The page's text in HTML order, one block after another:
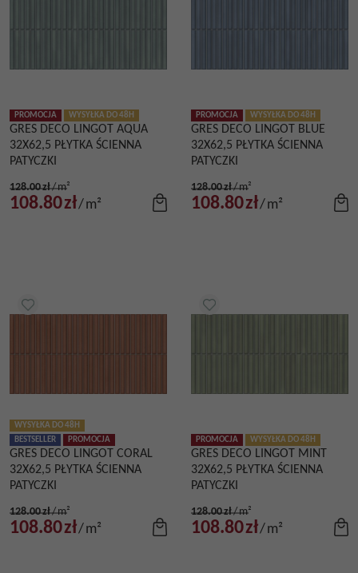
PROMOCJA WYSYŁKA DO 48H
GRES DECO LINGOT AQUA
32X62,5 PŁYTKA ŚCIENNA
PATYCZKI
128.00zł/m²
108.80zł/m²
PROMOCJA WYSYŁKA DO 48H
GRES DECO LINGOT BLUE
32X62,5 PŁYTKA ŚCIENNA
PATYCZKI
128.00zł/m²
108.80zł/m²
BESTSELLER PROMOCJA
WYSYŁKA DO 48H
GRES DECO LINGOT CORAL
32X62,5 PŁYTKA ŚCIENNA
PATYCZKI
128.00zł/m²
108.80zł/m²
PROMOCJA WYSYŁKA DO 48H
GRES DECO LINGOT MINT
32X62,5 PŁYTKA ŚCIENNA
PATYCZKI
128.00zł/m²
108.80zł/m²